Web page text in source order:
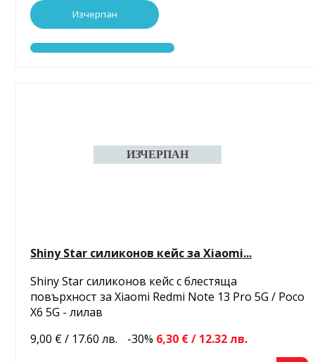
Изчерпан
Shiny Star силиконов кейс за Xiaomi...
Shiny Star силиконов кейс с блестяща
повърхност за Xiaomi Redmi Note 13 Pro 5G / Poco
X6 5G - лилав
9,00 € / 17.60 лв.
-30% 6,30 € / 12.32 лв.